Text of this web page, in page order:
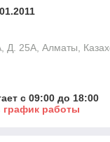
25А, Алматы,
с 09:00 до 18:00
график работы